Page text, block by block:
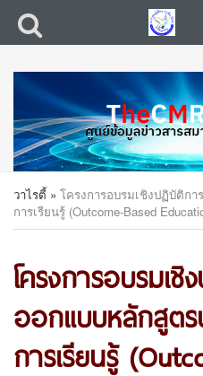
วาไรตี้ » โครงการอบรมเชิงปฏิบัติก
การเรียนรู้ (Outcome-Based
โครงการอบรมเ
ออกแบบหลักสูต
การเรียนรู้